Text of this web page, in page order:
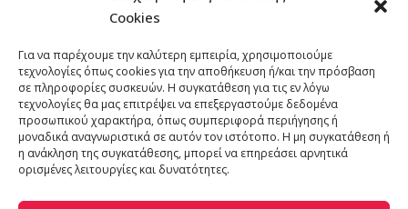
Cookies
Για να παρέχουμε την καλύτερη εμπειρία, χρησιμοποιούμε
τεχνολογίες όπως cookies για την αποθήκευση ή/και την πρόσβαση
σε πληροφορίες συσκευών. Η συγκατάθεση για τις εν λόγω
τεχνολογίες θα μας επιτρέψει να επεξεργαστούμε δεδομένα
προσωπικού χαρακτήρα, όπως συμπεριφορά περιήγησης ή
μοναδικά αναγνωριστικά σε αυτόν τον ιστότοπο. Η μη συγκατάθεση ή
η ανάκληση της συγκατάθεσης, μπορεί να επηρεάσει αρνητικά
ορισμένες λειτουργίες και δυνατότητες.
ΤΗΛΕΦΩΝΟ: +30 211 4021758
EMAIL:info@welldone.com.gr